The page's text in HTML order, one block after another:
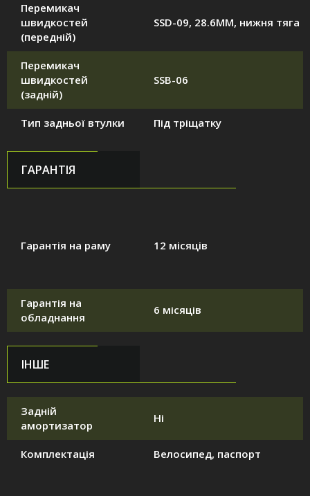
Перемикач
швидкостей
(передній)
SSD-09, 28.6MM, нижня тяга
Перемикач
швидкостей
(задній)
SSB-06
Тип задньої втулки Під тріщатку
ГАРАНТІЯ
Гарантія на раму 12 місяців
Гарантія на
обладнання
6 місяців
ІНШЕ
Задній
амортизатор
Ні
Комплектація Велосипед, паспорт